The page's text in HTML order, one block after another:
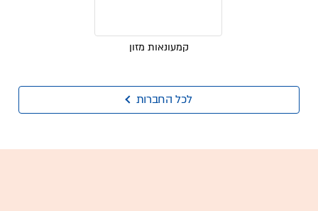
קמעונאות מזון
לכל החברות